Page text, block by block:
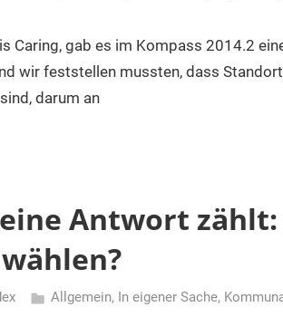
Caring, gab es im Kompass 2014.2
wir feststellen mussten, dass
darum an
Antwort
Allgemein, In eigener Sache,